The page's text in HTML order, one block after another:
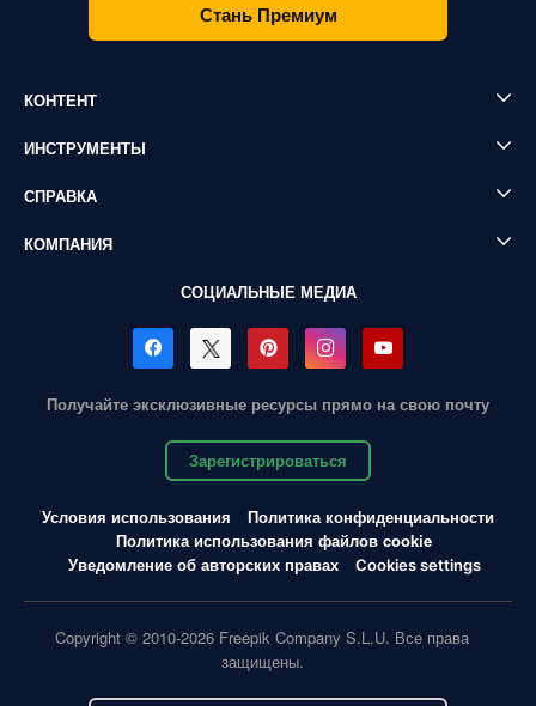
Стань Премиум
КОНТЕНТ
ИНСТРУМЕНТЫ
СПРАВКА
КОМПАНИЯ
СОЦИАЛЬНЫЕ МЕДИА
Получайте эксклюзивные ресурсы прямо на свою почту
Зарегистрироваться
Условия использования
Политика конфиденциальности
Политика использования файлов cookie
Уведомление об авторских правах
Cookies settings
Copyright © 2010-2026 Freepik Company S.L.U. Все права
защищены.